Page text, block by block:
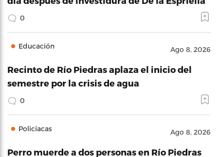
0
Educación Ago 8, 2026
Recinto de Río Piedras aplaza el inicio del
semestre por la crisis de agua
0
Policíacas Ago 8, 2026
Perro muerde a dos personas en Río Piedras